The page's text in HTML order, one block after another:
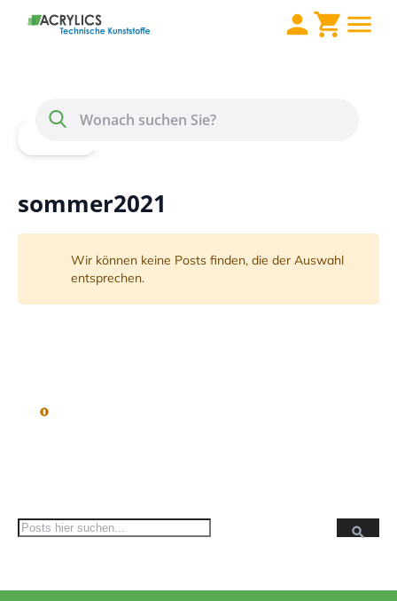
Direkt zum Inhalt
Menü
sommer2021
Wir können keine Posts finden, die der Auswahl
entsprechen.
Suche